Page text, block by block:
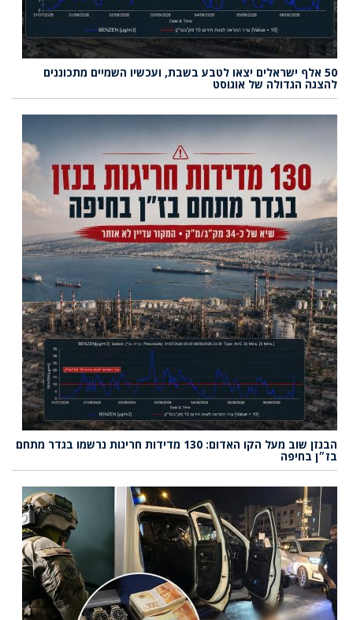
50 אלף ישראלים יצאו לטבע בשבת, ועכשיו השמיים מתכוננים
להצגה הגדולה של אוגוסט
הבנזן שוב מעל הקו האדום: 130 מדידות חריגות נרשמו בגדר מתחם
בז״ן בחיפה